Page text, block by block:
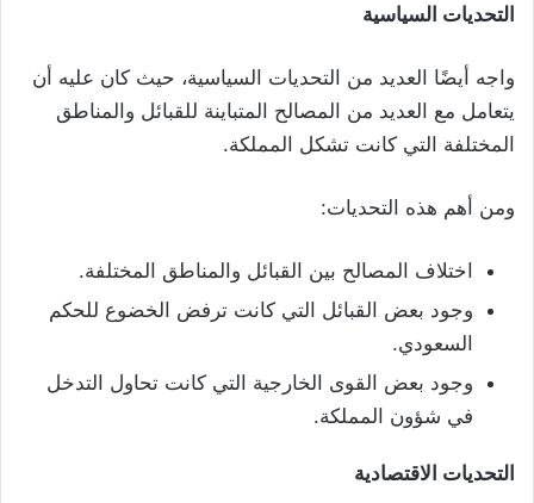
التحديات السياسية
واجه أيضًا العديد من التحديات السياسية، حيث كان عليه أن
يتعامل مع العديد من المصالح المتباينة للقبائل والمناطق
المختلفة التي كانت تشكل المملكة.
ومن أهم هذه التحديات:
اختلاف المصالح بين القبائل والمناطق المختلفة.
وجود بعض القبائل التي كانت ترفض الخضوع للحكم
السعودي.
وجود بعض القوى الخارجية التي كانت تحاول التدخل
في شؤون المملكة.
التحديات الاقتصادية